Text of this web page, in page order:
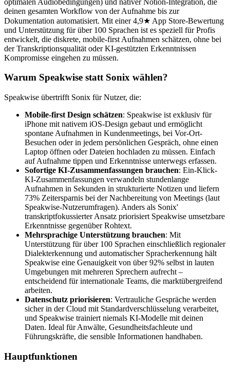
deinen gesamten Workflow von der Aufnahme bis zur
Dokumentation automatisiert. Mit einer 4,9★ App Store-Bewertung
und Unterstützung für über 100 Sprachen ist es speziell für Profis
entwickelt, die diskrete, mobile-first Aufnahmen schätzen, ohne bei
der Transkriptionsqualität oder KI-gestützten Erkenntnissen
Kompromisse eingehen zu müssen.
Warum Speakwise statt Sonix wählen?
Speakwise übertrifft Sonix für Nutzer, die:
Mobile-first Design schätzen: Speakwise ist exklusiv für
iPhone mit nativem iOS-Design gebaut und ermöglicht
spontane Aufnahmen in Kundenmeetings, bei Vor-Ort-
Besuchen oder in jedem persönlichen Gespräch, ohne einen
Laptop öffnen oder Dateien hochladen zu müssen. Einfach
auf Aufnahme tippen und Erkenntnisse unterwegs erfassen.
Sofortige KI-Zusammenfassungen brauchen: Ein-Klick-
KI-Zusammenfassungen verwandeln stundenlange
Aufnahmen in Sekunden in strukturierte Notizen und liefern
73% Zeitersparnis bei der Nachbereitung von Meetings (laut
Speakwise-Nutzerumfragen). Anders als Sonix'
transkriptfokussierter Ansatz priorisiert Speakwise umsetzbare
Erkenntnisse gegenüber Rohtext.
Mehrsprachige Unterstützung brauchen: Mit
Unterstützung für über 100 Sprachen einschließlich regionaler
Dialekterkennung und automatischer Spracherkennung hält
Speakwise eine Genauigkeit von über 92% selbst in lauten
Umgebungen mit mehreren Sprechern aufrecht –
entscheidend für internationale Teams, die marktübergreifend
arbeiten.
Datenschutz priorisieren: Vertrauliche Gespräche werden
sicher in der Cloud mit Standardverschlüsselung verarbeitet,
und Speakwise trainiert niemals KI-Modelle mit deinen
Daten. Ideal für Anwälte, Gesundheitsfachleute und
Führungskräfte, die sensible Informationen handhaben.
Hauptfunktionen